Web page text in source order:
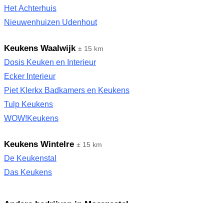
Het Achterhuis
Nieuwenhuizen Udenhout
Keukens Waalwijk ± 15 km
Dosis Keuken en Interieur
Ecker Interieur
Piet Klerkx Badkamers en Keukens
Tulp Keukens
WOW!Keukens
Keukens Wintelre ± 15 km
De Keukenstal
Das Keukens